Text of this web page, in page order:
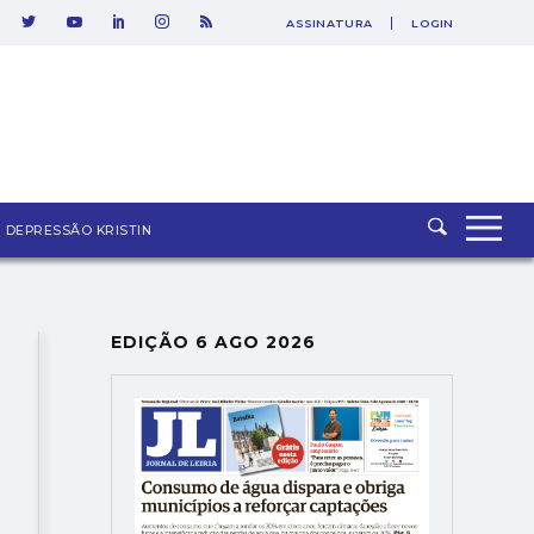
SAIR
ASSINATURA LOGIN
DEPRESSÃO KRISTIN
EDIÇÃO 6 AGO 2026